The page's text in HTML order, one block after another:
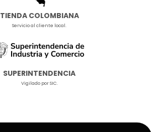
TIENDA COLOMBIANA
Servicio al cliente local.
SUPERINTENDENCIA
Vigilado por SIC.